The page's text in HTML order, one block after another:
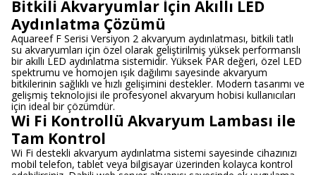
Bitkili Akvaryumlar İçin Akıllı LED
Aydınlatma Çözümü
Aquareef F Serisi Versiyon 2 akvaryum aydınlatması, bitkili tatlı
su akvaryumları için özel olarak geliştirilmiş yüksek performanslı
bir akıllı LED aydınlatma sistemidir. Yüksek PAR değeri, özel LED
spektrumu ve homojen ışık dağılımı sayesinde akvaryum
bitkilerinin sağlıklı ve hızlı gelişimini destekler. Modern tasarımı ve
gelişmiş teknolojisi ile profesyonel akvaryum hobisi kullanıcıları
için ideal bir çözümdür.
Wi Fi Kontrollü Akvaryum Lambası ile
Tam Kontrol
Wi Fi destekli akvaryum aydınlatma sistemi sayesinde cihazınızı
mobil telefon, tablet veya bilgisayar üzerinden kolayca kontrol